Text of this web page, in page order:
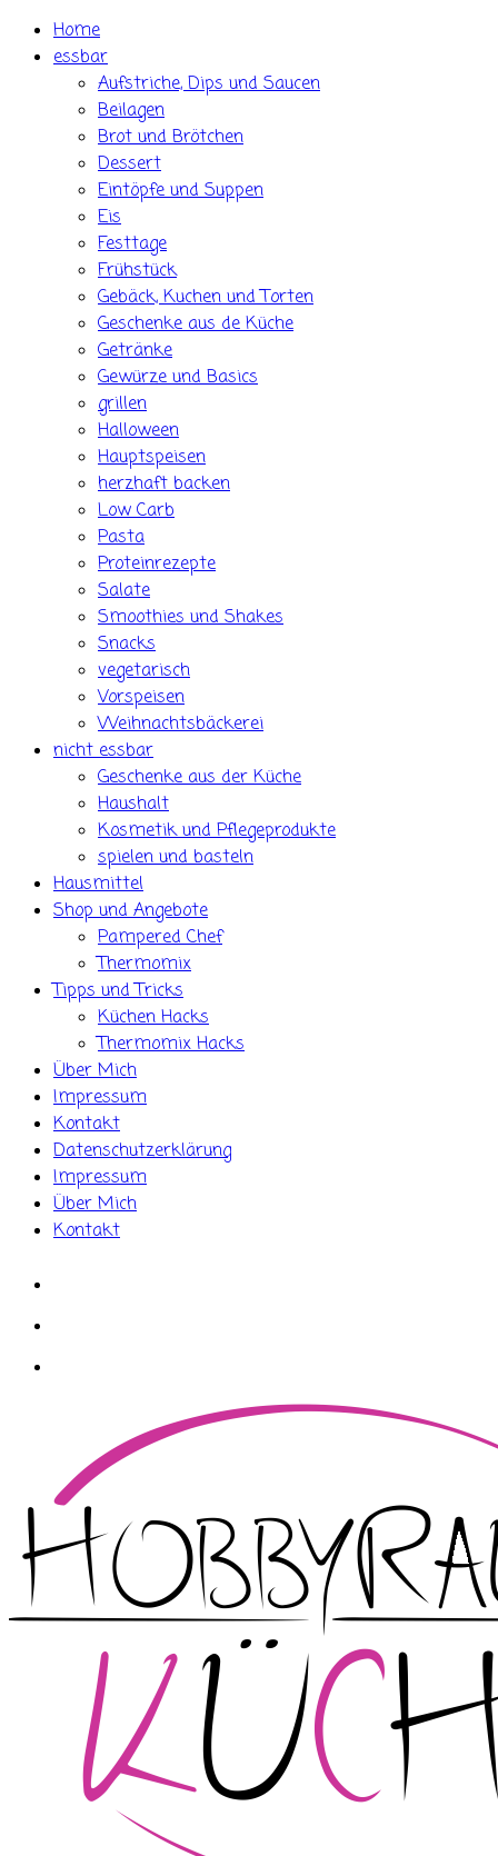
Skip Home
essbar
Aufstriche, Dips und Saucen
Beilagen
Brot und Brötchen
Dessert
Eintöpfe und Suppen
Eis
Festtage
Frühstück
Gebäck, Kuchen und Torten
Geschenke aus de Küche
Getränke
Gewürze und Basics
grillen
Halloween
Hauptspeisen
herzhaft backen
Low Carb
Pasta
Proteinrezepte
Salate
Smoothies und Shakes
Snacks
vegetarisch
Vorspeisen
Weihnachtsbäckerei
nicht essbar
Geschenke aus der Küche
Haushalt
Kosmetik und Pflegeprodukte
spielen und basteln
Hausmittel
Shop und Angebote
Pampered Chef
Thermomix
Tipps und Tricks
Küchen Hacks
Thermomix Hacks
Über Mich
Impressum
Kontakt
Datenschutzerklärung
Impressum
Über Mich
Kontakt